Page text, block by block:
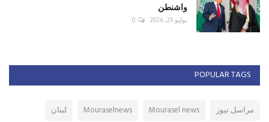
واشنطن
يوليو 25, 2026 0
POPULAR TAGS
مراسل نيوز Mourasel news
Mouraselnews
لبنان